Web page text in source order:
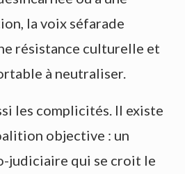
la voix séfarade
résistance culturelle et
à neutraliser.
les complicités. Il existe
objective : un
judiciaire qui se croit le